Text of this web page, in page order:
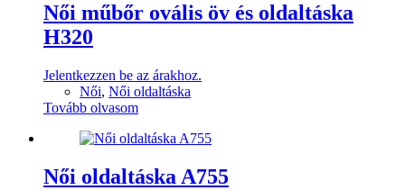
Női műbőr ovális öv és oldaltáska
H320
Jelentkezzen be az árakhoz.
Női, Női oldaltáska
Tovább olvasom
Női oldaltáska A755